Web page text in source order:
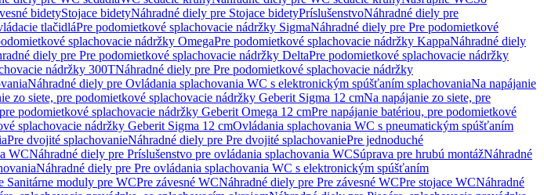
bidetyStojace bidetyNáhradné diely pre Stojace bidetyPríslušenstvoNáhradné diely pre
tlačidláPre podomietkové splachovacie nádržky SigmaNáhradné diely pre Pre podomietkové
splachovacie nádržky OmegaPre podomietkové splachovacie nádržky KappaNáhradné diely
diely pre Pre podomietkové splachovacie nádržky DeltaPre podomietkové splachovacie nádržky
nádržky 300TNáhradné diely pre Pre podomietkové splachovacie nádržky
Náhradné diely pre Ovládania splachovania WC s elektronickým spúšťaním splachovaniaNa napájanie
zo siete, pre podomietkové splachovacie nádržky Geberit Sigma 12 cmNa napájanie zo siete, pre
podomietkové splachovacie nádržky Geberit Omega 12 cmPre napájanie batériou, pre podomietkové
splachovacie nádržky Geberit Sigma 12 cmOvládania splachovania WC s pneumatickým spúšťaním
Pre dvojité splachovanieNáhradné diely pre Pre dvojité splachovaniePre jednoduché
WCNáhradné diely pre Príslušenstvo pre ovládania splachovania WCSúprava pre hrubú montážNáhradné
Náhradné diely pre Pre ovládania splachovania WC s elektronickým spúšťaním
Sanitárne moduly pre WCPre závesné WCNáhradné diely pre Pre závesné WCPre stojace WCNáhradné